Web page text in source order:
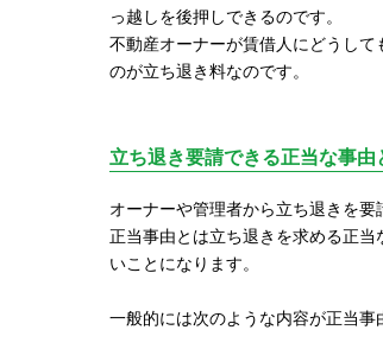
っ越しを後押しできるのです。
不動産オーナーが賃借人にどうし
のが立ち退き料なのです。
立ち退き要請できる正当な事
オーナーや管理者から立ち退きを要
正当事由とは立ち退きを求める正
いことになります。
一般的には次のような内容が正当事